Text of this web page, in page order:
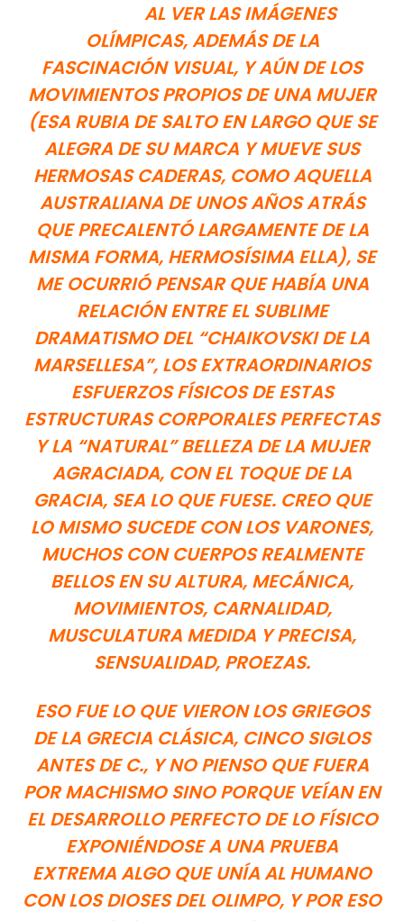
AL VER LAS IMÁGENES
OLÍMPICAS, ADEMÁS DE LA
FASCINACIÓN VISUAL, Y AÚN DE LOS
MOVIMIENTOS PROPIOS DE UNA MUJER
(ESA RUBIA DE SALTO EN LARGO QUE SE
ALEGRA DE SU MARCA Y MUEVE SUS
HERMOSAS CADERAS, COMO AQUELLA
AUSTRALIANA DE UNOS AÑOS ATRÁS
QUE PRECALENTÓ LARGAMENTE DE LA
MISMA FORMA, HERMOSÍSIMA ELLA), SE
ME OCURRIÓ PENSAR QUE HABÍA UNA
RELACIÓN ENTRE EL SUBLIME
DRAMATISMO DEL “CHAIKOVSKI DE LA
MARSELLESA”, LOS EXTRAORDINARIOS
ESFUERZOS FÍSICOS DE ESTAS
ESTRUCTURAS CORPORALES PERFECTAS
Y LA “NATURAL” BELLEZA DE LA MUJER
AGRACIADA, CON EL TOQUE DE LA
GRACIA, SEA LO QUE FUESE. CREO QUE
LO MISMO SUCEDE CON LOS VARONES,
MUCHOS CON CUERPOS REALMENTE
BELLOS EN SU ALTURA, MECÁNICA,
MOVIMIENTOS, CARNALIDAD,
MUSCULATURA MEDIDA Y PRECISA,
SENSUALIDAD, PROEZAS.
ESO FUE LO QUE VIERON LOS GRIEGOS
DE LA GRECIA CLÁSICA, CINCO SIGLOS
ANTES DE C., Y NO PIENSO QUE FUERA
POR MACHISMO SINO PORQUE VEÍAN EN
EL DESARROLLO PERFECTO DE LO FÍSICO
EXPONIÉNDOSE A UNA PRUEBA
EXTREMA ALGO QUE UNÍA AL HUMANO
CON LOS DIOSES DEL OLIMPO, Y POR ESO